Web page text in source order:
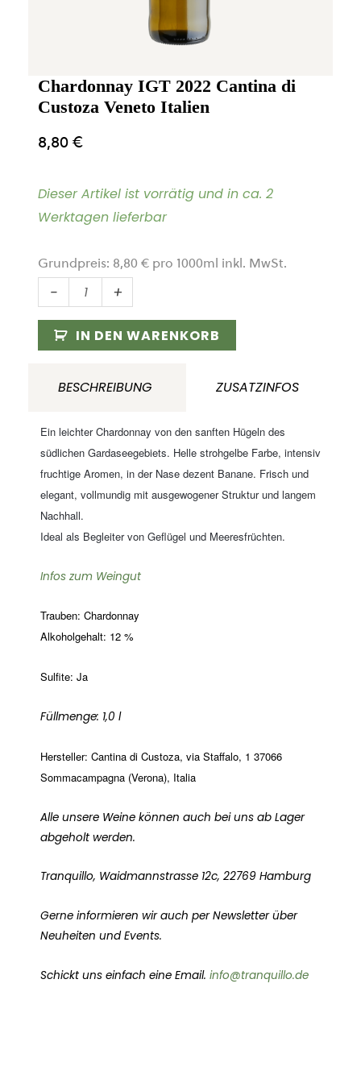
Chardonnay IGT 2022 Cantina di
Custoza Veneto Italien
8,80€
Dieser Artikel ist vorrätig und in ca. 2
Werktagen lieferbar
Grundpreis: 8,80 € pro 1000ml inkl. MwSt.
-
Chardonnay
IGT
2022
Veneto
Italien
Menge
+
IN DEN WARENKORB
BESCHREIBUNG ZUSATZINFOS
Ein leichter Chardonnay von den sanften Hügeln des
südlichen Gardaseegebiets. Helle strohgelbe Farbe, intensiv
fruchtige Aromen, in der Nase dezent Banane. Frisch und
elegant, vollmundig mit ausgewogener Struktur und langem
Nachhall.
Ideal als Begleiter von Geflügel und Meeresfrüchten.
Infos zum Weingut
Trauben: Chardonnay
Alkoholgehalt: 12 %
Sulfite: Ja
Füllmenge: 1,0 l
Hersteller: Cantina di Custoza, via Staffalo, 1 37066
Sommacampagna (Verona), Italia
Alle unsere Weine können auch bei uns ab Lager
abgeholt werden.
Tranquillo, Waidmannstrasse 12c, 22769 Hamburg
Gerne informieren wir auch per Newsletter über
Neuheiten und Events.
Schickt uns einfach eine Email. info@tranquillo.de